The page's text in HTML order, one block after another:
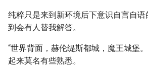
纯粹只是来到新环境后下意识自言自
到会有人替我解答。
“世界背面，赫伦缇斯都城，魔王城堡
起来莫名有些熟悉。